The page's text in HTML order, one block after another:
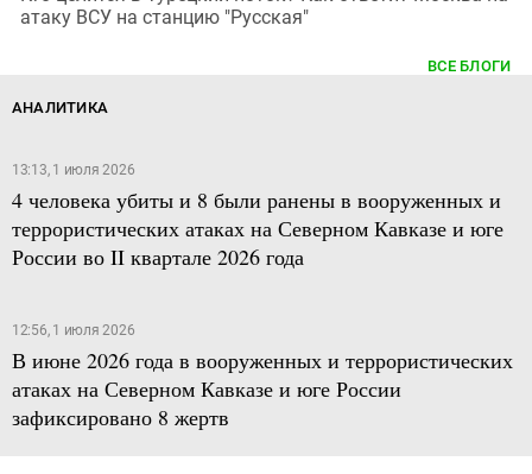
атаку ВСУ на станцию "Русская"
ВСЕ БЛОГИ
АНАЛИТИКА
13:13, 1 июля 2026
4 человека убиты и 8 были ранены в вооруженных и
террористических атаках на Северном Кавказе и юге
России во II квартале 2026 года
12:56, 1 июля 2026
В июне 2026 года в вооруженных и террористических
атаках на Северном Кавказе и юге России
зафиксировано 8 жертв